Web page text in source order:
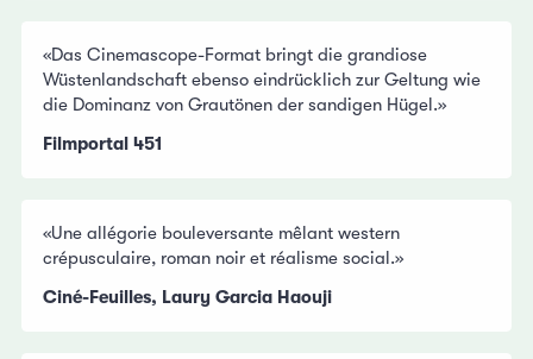
«Das Cinemascope-Format bringt die grandiose
Wüstenlandschaft ebenso eindrücklich zur Geltung wie
die Dominanz von Grautönen der sandigen Hügel.»
Filmportal 451
«Une allégorie bouleversante mêlant western
crépusculaire, roman noir et réalisme social.»
Ciné-Feuilles, Laury Garcia Haouji